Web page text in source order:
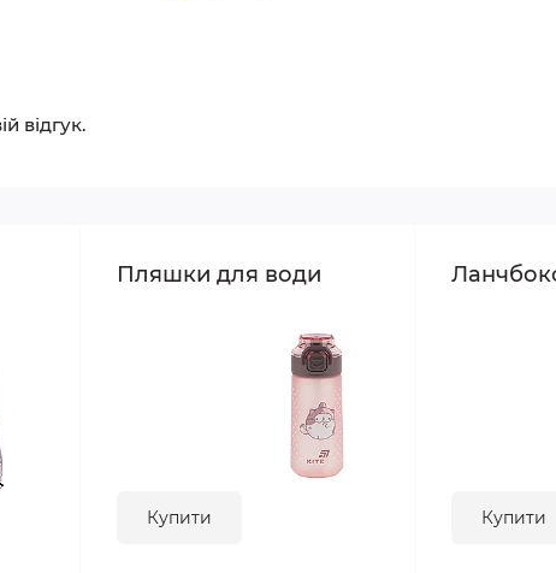
відгук.
Пляшки для води
Купити Купити